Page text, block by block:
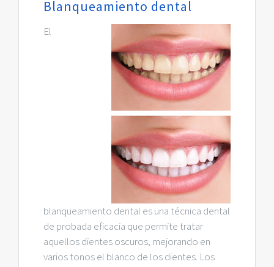
Blanqueamiento dental
El
blanqueamiento dental es una técnica dental
de probada eficacia que permite tratar
aquellos dientes oscuros, mejorando en
varios tonos el blanco de los dientes. Los